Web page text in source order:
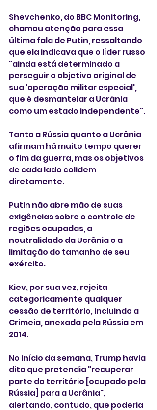
Shevchenko, do BBC Monitoring,
chamou atenção para essa
última fala de Putin, ressaltando
que ela indicava que o líder russo
"ainda está determinado a
perseguir o objetivo original de
sua 'operação militar especial',
que é desmantelar a Ucrânia
como um estado independente".
Tanto a Rússia quanto a Ucrânia
afirmam há muito tempo querer
o fim da guerra, mas os objetivos
de cada lado colidem
diretamente.
Putin não abre mão de suas
exigências sobre o controle de
regiões ocupadas, a
neutralidade da Ucrânia e a
limitação do tamanho de seu
exército.
Kiev, por sua vez, rejeita
categoricamente qualquer
cessão de território, incluindo a
Crimeia, anexada pela Rússia em
2014.
No início da semana, Trump havia
dito que pretendia "recuperar
parte do território [ocupado pela
Rússia] para a Ucrânia",
alertando, contudo, que poderia